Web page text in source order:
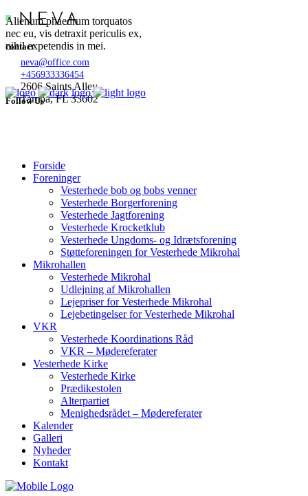
Alienum phaedrum torquatos
nec eu, vis detraxit periculis ex,
nihil expetendis in mei.
contact
neva@office.com
+456933336454
2606 Saints Alley
Tampa, FL 33602
Follow Us
Forside
Foreninger
Vesterhede bob og bobs venner
Vesterhede Borgerforening
Vesterhede Jagtforening
Vesterhede Krocketklub
Vesterhede Ungdoms- og Idrætsforening
Støtteforeningen for Vesterhede Mikrohal
Mikrohallen
Vesterhede Mikrohal
Udlejning af Mikrohallen
Lejepriser for Vesterhede Mikrohal
Lejebetingelser for Vesterhede Mikrohal
VKR
Vesterhede Koordinations Råd
VKR – Mødereferater
Vesterhede Kirke
Vesterhede Kirke
Prædikestolen
Alterpartiet
Menighedsrådet – Mødereferater
Kalender
Galleri
Nyheder
Kontakt